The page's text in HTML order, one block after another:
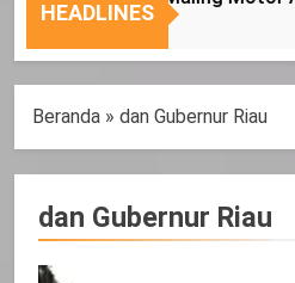
HEADLINES
Beranda » dan Gubernur Riau
dan Gubernur Riau